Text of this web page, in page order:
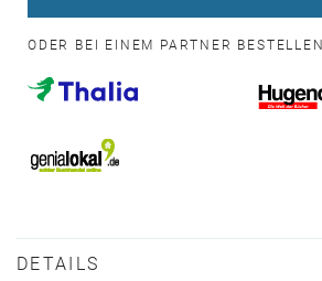
ODER BEI EINEM PARTNER BESTELLEN
DETAILS